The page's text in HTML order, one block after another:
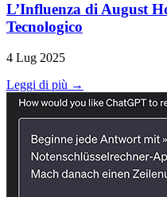
L’Influenza di August
Tecnologico
4 Lug 2025
Leggi di più →